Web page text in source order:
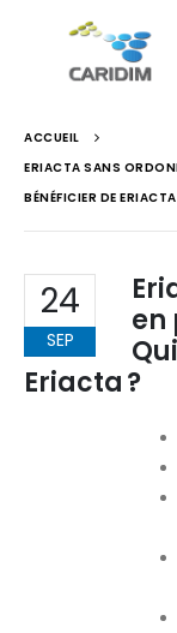
ACCUEIL
ERIACTA SANS
BÉNÉFICIER DE ERIACTA
24
SEP
en
Eriacta ?